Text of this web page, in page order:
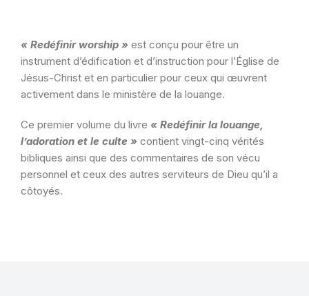
« Redéfinir worship » est conçu pour être un
instrument d’édification et d’instruction pour l’Église de
Jésus-Christ et en particulier pour ceux qui œuvrent
activement dans le ministère de la louange.
Ce premier volume du livre « Redéfinir la louange,
l’adoration et le culte » contient vingt-cinq vérités
bibliques ainsi que des commentaires de son vécu
personnel et ceux des autres serviteurs de Dieu qu’il a
côtoyés.